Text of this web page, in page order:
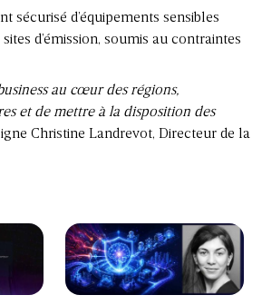
sécurisé d’équipements sensibles
d’émission, soumis au contraintes
au cœur des régions,
et de mettre à la disposition des
Christine Landrevot, Directeur de la